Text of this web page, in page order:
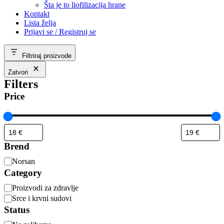
Šta je to liofilizacija hrane
Kontakt
Lista želja
Prijavi se / Registruj se
Filtriraj proizvode
Zatvori
Filters
Price
Brend
Brend
Norsan
Category
Kategorija
Proizvodi za zdravlje
Srce i krvni sudovi
Status